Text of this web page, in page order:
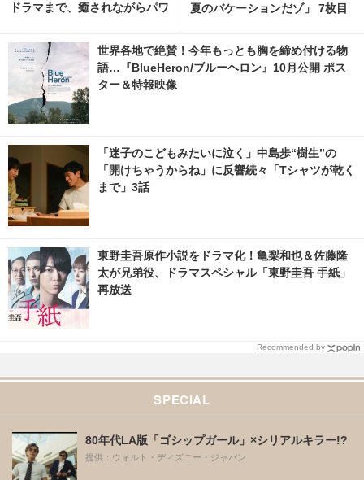
ドラマまで、癒されながらパワ
4選
夏のバケーションだゾ」 7枚目
t
世界各地で絶賛！今年もっとも胸を締め付ける物
語…『BlueHeron/ブルーヘロン』10月公開 ポス
ター＆特報映像
「迷子のこどもみたいに泣く」中島歩“樹生”の
「開けちゃうからね」に反響続々「Tシャツが乾く
まで」3話
東野圭吾原作小説をドラマ化！亀梨和也＆佐藤隆
太が兄弟役、ドラマスペシャル「東野圭吾 手紙」
再放送
Recommended by
SPECIAL
80年代LA版「ゴシップガール」×シリアルキラー!?
提供：ウォルト・ディズニー・ジャパン